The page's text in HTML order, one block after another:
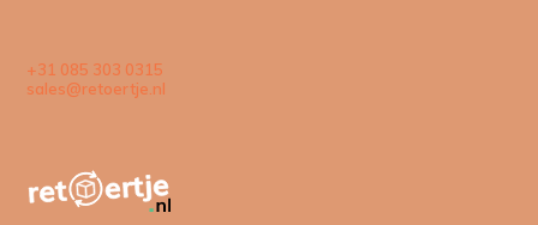
+31 085 303 0315
sales@retoertje.nl